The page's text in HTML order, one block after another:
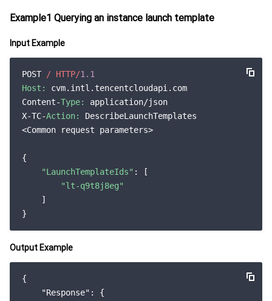
Example1 Querying an instance launch template
Input Example
POST / HTTP/1.1
Host:
cvm.intl.tencentcloudapi.com
Content-Type:
application/json
X-TC-Action:
DescribeLaunchTemplates
<Common request parameters>
{
"LaunchTemplateIds" : [
"lt-q9t8j8eg"
    ]
Output Example
{
"Response" : {